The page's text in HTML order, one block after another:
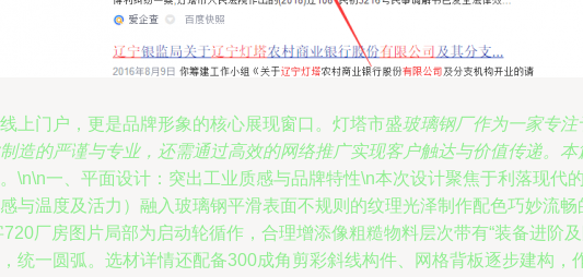
上门户，更是品牌形象的核心展现窗口。灯塔市盛玻璃钢厂作为一家专
造的严谨与专业，还需通过高效的网络推广实现客户触达与价值传递。本
\n\n一、平面设计：突出工业质感与品牌特性\n本次设计聚焦于利落现代
与温度及活力）融入玻璃钢平滑表面不规则的纹理光泽制作配色巧妙流
厂房图片局部为启动轮循作，合理增添像粗糙物料层次带有“装备进阶
统一圆弧。选材详情还配备300成角剪彩斜线构件、网格背板逐步建构